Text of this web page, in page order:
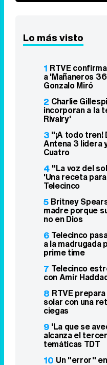
Lo más visto
1 RTVE
a 'Mañaneros
Gonzalo Miró
2 Charlie
incorporan a la
Rivalry'
3 "¡A todo
Antena 3 lidera
Cuatro
4 "La voz del
'Una receta
Telecinco
5 Britney
madre porque
no en Dios
6 Telecinco
a la madrugada
prime time
7 Telecinco
con Amir
8 RTVE
solar con una
ciegas
9 'La que se
alcanza el
temáticas TDT
10 Un "error"